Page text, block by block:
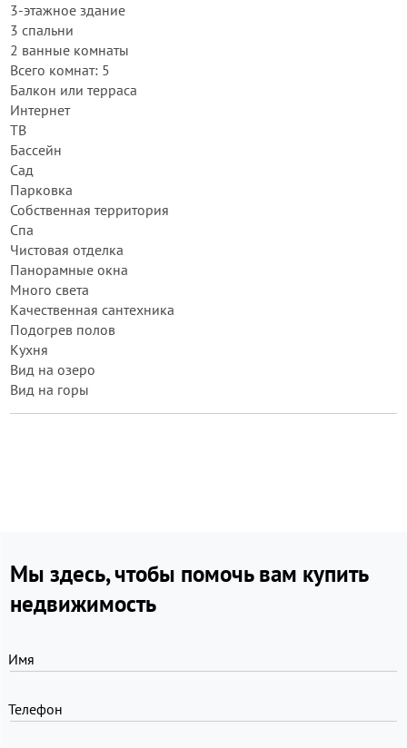
3-этажное здание
3 спальни
2 ванные комнаты
Всего комнат: 5
Балкон или терраса
Интернет
ТВ
Бассейн
Сад
Парковка
Собственная территория
Спа
Чистовая отделка
Панорамные окна
Много света
Качественная сантехника
Подогрев полов
Кухня
Вид на озеро
Вид на горы
Мы здесь, чтобы помочь вам купить
недвижимость
Имя
Телефон